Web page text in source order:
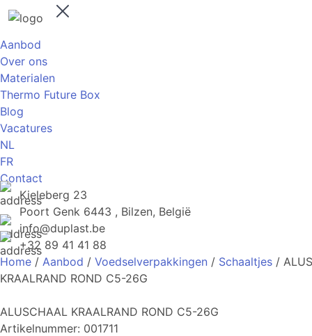
Aanbod
Over ons
Materialen
Thermo Future Box
Blog
Vacatures
NL
FR
Contact
Kieleberg 23
Poort Genk 6443 , Bilzen, België
info@duplast.be
+32 89 41 41 88
Home / Aanbod / Voedselverpakkingen / Schaaltjes /
KRAALRAND ROND C5-26G
ALUSCHAAL KRAALRAND ROND C5-26G
Artikelnummer: 001711